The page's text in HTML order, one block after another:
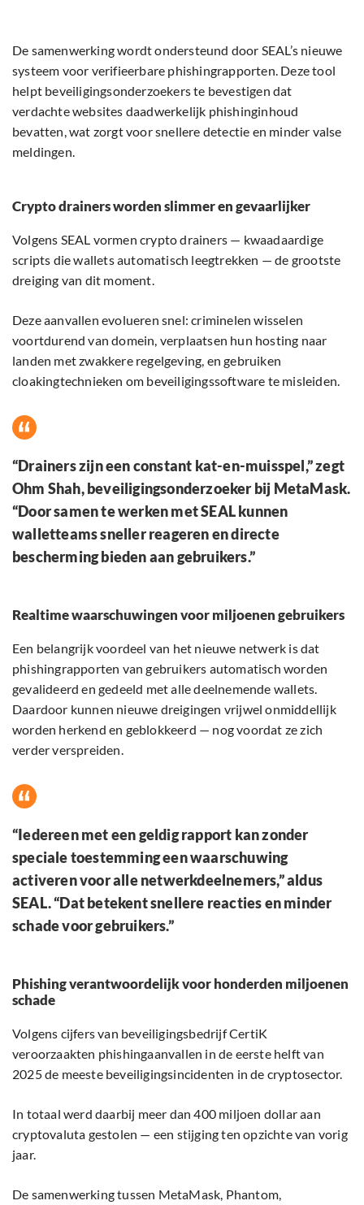
De samenwerking wordt ondersteund door SEAL’s nieuwe
systeem voor verifieerbare phishingrapporten. Deze tool
helpt beveiligingsonderzoekers te bevestigen dat
verdachte websites daadwerkelijk phishinginhoud
bevatten, wat zorgt voor snellere detectie en minder valse
meldingen.
Crypto drainers worden slimmer en gevaarlijker
Volgens SEAL vormen crypto drainers — kwaadaardige
scripts die wallets automatisch leegtrekken — de grootste
dreiging van dit moment.
Deze aanvallen evolueren snel: criminelen wisselen
voortdurend van domein, verplaatsen hun hosting naar
landen met zwakkere regelgeving, en gebruiken
cloakingtechnieken om beveiligingssoftware te misleiden.
“Drainers zijn een constant kat-en-muisspel,” zegt
Ohm Shah, beveiligingsonderzoeker bij MetaMask.
“Door samen te werken met SEAL kunnen
walletteams sneller reageren en directe
bescherming bieden aan gebruikers.”
Realtime waarschuwingen voor miljoenen gebruikers
Een belangrijk voordeel van het nieuwe netwerk is dat
phishingrapporten van gebruikers automatisch worden
gevalideerd en gedeeld met alle deelnemende wallets.
Daardoor kunnen nieuwe dreigingen vrijwel onmiddellijk
worden herkend en geblokkeerd — nog voordat ze zich
verder verspreiden.
“Iedereen met een geldig rapport kan zonder
speciale toestemming een waarschuwing
activeren voor alle netwerkdeelnemers,” aldus
SEAL. “Dat betekent snellere reacties en minder
schade voor gebruikers.”
Phishing verantwoordelijk voor honderden miljoenen
schade
Volgens cijfers van beveiligingsbedrijf CertiK
veroorzaakten phishingaanvallen in de eerste helft van
2025 de meeste beveiligingsincidenten in de cryptosector.
In totaal werd daarbij meer dan 400 miljoen dollar aan
cryptovaluta gestolen — een stijging ten opzichte van vorig
jaar.
De samenwerking tussen MetaMask, Phantom,